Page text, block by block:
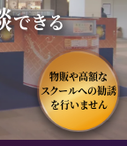
できる
物販や高額な
スクールへの勧誘
を行いません